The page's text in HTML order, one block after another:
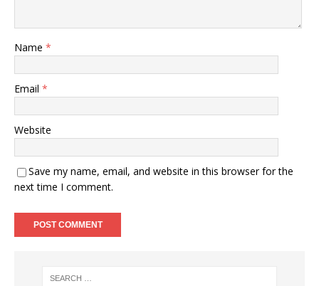
Name *
Email *
Website
Save my name, email, and website in this browser for the
next time I comment.